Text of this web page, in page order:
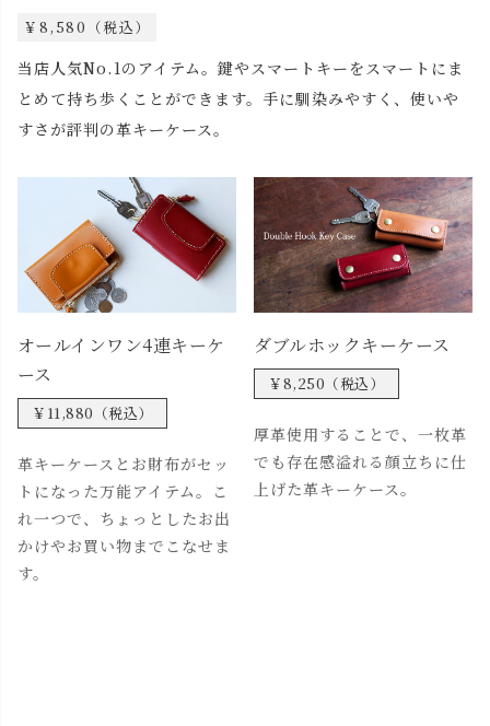
￥8,580（税込）
当店人気No.1のアイテム。鍵やスマートキーをスマートにま
とめて持ち歩くことができます。手に馴染みやすく、使いや
すさが評判の革キーケース。
オールインワン4連キーケ
ース
￥11,880（税込）
革キーケースとお財布がセッ
トになった万能アイテム。こ
れ一つで、ちょっとしたお出
かけやお買い物までこなせま
す。
ダブルホックキーケース
￥8,250（税込）
厚革使用することで、一枚革
でも存在感溢れる顔立ちに仕
上げた革キーケース。